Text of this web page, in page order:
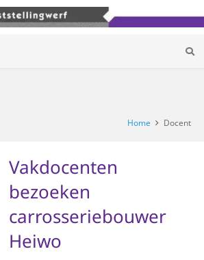
Home Docent
Vakdocenten
bezoeken
carrosseriebouwer
Heiwo